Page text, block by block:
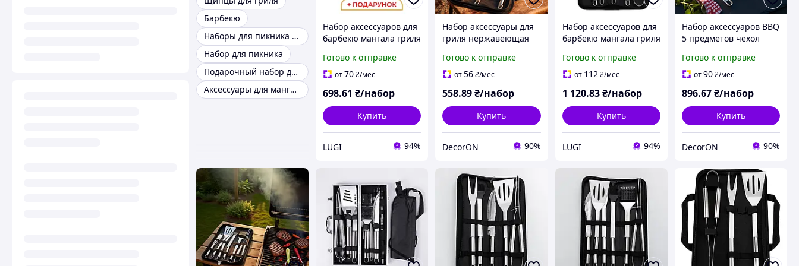
Барбекю
Наборы для пикника Кемпинг
Набор для пикника
Подарочный набор для барбекю
Аксессуары для мангала
Набор аксессуаров для
барбекю мангала гриля
принадлежности
инструменты
Готово к отправке
от70₴/мес
698.61 ₴/набор
Купить
LUGI 94%
Набор аксессуары для
гриля нержавеющая
щипцы вилка лопатка
принадлежности для
и барбекю
Готово к отправке
от56₴/мес
558.89₴/набор
Купить
DecorON 90%
Набор аксессуаров для
барбекю мангала гриля
40х10х5 см,
принадлежности
нержавеющая сталь
Готово к отправке
от 112 ₴/мес
1 120.83 ₴/набор
Купить
LUGI 94%
Набор аксессуаров BBQ
5 предметов чехол
принадлежности гриля
инструменты барбекю
для гриля для жарки
Готово к отправке
от90₴/мес
896.67₴/набор
Купить
DecorON 90%